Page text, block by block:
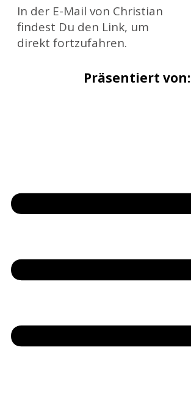
In der E-Mail von Christian
findest Du den Link, um
direkt fortzufahren.
Präsentiert von: